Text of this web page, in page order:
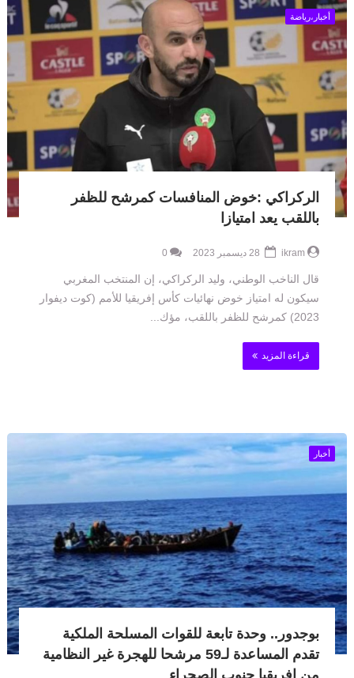
أخبار،رياضة
الركراكي :خوض المنافسات كمرشح للظفر
باللقب يعد امتيازا
ikram
0
قال الناخب الوطني، وليد الركراكي، إن المنتخب المغربي
سيكون له امتياز خوض نهائيات كأس إفريقيا للأمم (كوت ديفوار
2023) كمرشح للظفر باللقب، مؤك...
قراءة المزيد
أخبار
بوجدور.. وحدة تابعة للقوات المسلحة الملكية
تقدم المساعدة لـ59 مرشحا للهجرة غير النظامية